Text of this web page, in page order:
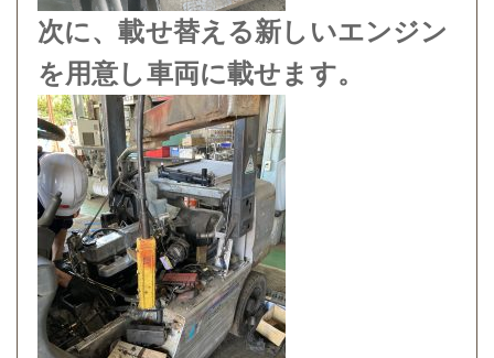
次に、載せ替える新しいエンジン
を用意し車両に載せます。